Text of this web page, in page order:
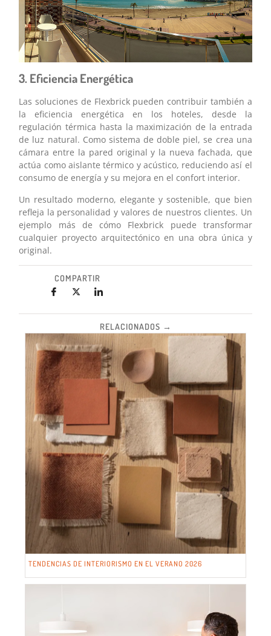
3. Eficiencia Energética
Las soluciones de Flexbrick pueden contribuir también a
la eficiencia energética en los hoteles, desde la
regulación térmica hasta la maximización de la entrada
de luz natural. Como sistema de doble piel, se crea una
cámara entre la pared original y la nueva fachada, que
actúa como aislante térmico y acústico, reduciendo así el
consumo de energía y su mejora en el confort interior.
Un resultado moderno, elegante y sostenible, que bien
refleja la personalidad y valores de nuestros clientes. Un
ejemplo más de cómo Flexbrick puede transformar
cualquier proyecto arquitectónico en una obra única y
original.
COMPARTIR
RELACIONADOS →
TENDENCIAS DE INTERIORISMO EN EL VERANO 2026